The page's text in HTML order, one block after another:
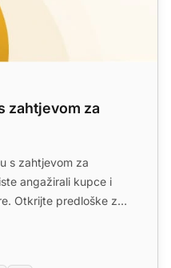
zahtjevom za
s zahtjevom za
angažirali kupce i
Otkrijte predloške za